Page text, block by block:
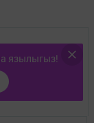
язылыгыз!